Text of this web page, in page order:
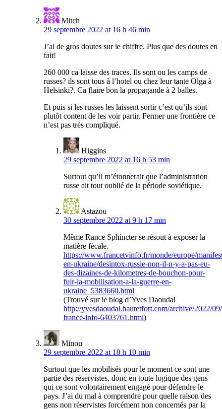
Mitch
29 septembre 2022 at 16 h 46 min
J’ai de gros doutes sur le chiffre. Plus que des doutes en
fait!
260 000 ca laisse des traces. Ils sont ou les camps de
russes? ils sont tous à l’hotel ou chez leur tante Olga à
Helsinki?. Ca flaire bon la propagande à 2 balles.
Et puis si les russes les laissent sortir c’est qu’ils sont
plutôt content de les voir partir. Fermer une frontière ce
n’est pas très compliqué.
Higgins
29 septembre 2022 at 16 h 53 min
Surtout qu’il m’étonnerait que l’administration
russe ait tout oublié de la période soviétique.
Astazou
30 septembre 2022 at 9 h 17 min
Même Rance Sphincter se résout à exposer la
matière fécale.
https://www.francetvinfo.fr/monde/europe/
en-ukraine/desintox-russie-non-il-n-y-a-pas-eu-
des-dizaines-de-kilometres-de-bouchon-pour-
fuir-la-mobilisation-a-la-guerre-en-
ukraine_5383660.html
(Trouvé sur le blog d’Yves Daoudal
http://yvesdaoudal.hautetfort.com/archive/2022/
france-info-6403761.html)
Minou
29 septembre 2022 at 18 h 10 min
Surtout que les mobilisés pour le moment ce sont une
partie des réservistes, donc en toute logique des gens
qui ce sont volontairement engagé pour défendre le
pays. J’ai du mal à comprendre pour quelle raison des
gens non réservistes forcément non concernés par la